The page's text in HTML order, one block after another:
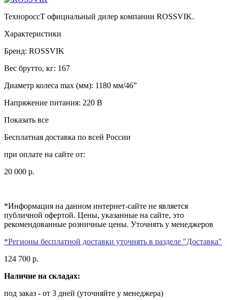
ТехнороссТ официальный дилер компании ROSSVIK.
Характеристики
Бренд: ROSSVIK
Вес брутто, кг: 167
Диаметр колеса max (мм): 1180 мм/46”
Напряжение питания: 220 В
Показать все
Бесплатная доставка по всей России
при оплате на сайте от:
20 000 р.
*Информация на данном интернет-сайте не является
публичной офертой. Цены, указанные на сайте, это
рекомендованные розничные цены. Уточнять у менеджеров
*Регионы бесплатной доставки уточнять в разделе "Доставка"
124 700 р.
Наличие на складах:
под заказ - от 3 дней (уточняйте у менеджера)